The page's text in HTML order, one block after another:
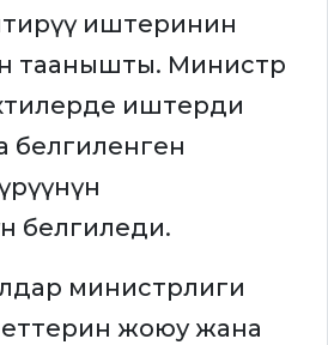
иштеринин
таанышты. Министр
иштерди
белгиленген
белгиледи.
министрлиги
жоюу жана